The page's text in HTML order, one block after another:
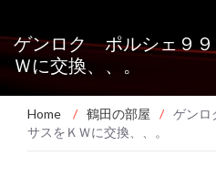
ゲンロク ポルシェ９
Ｗに交換、、。
Home / 鶴田の部屋 / ゲン
サスをＫＷに交換、、。